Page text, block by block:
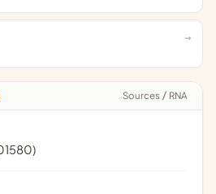
Sources / RNA